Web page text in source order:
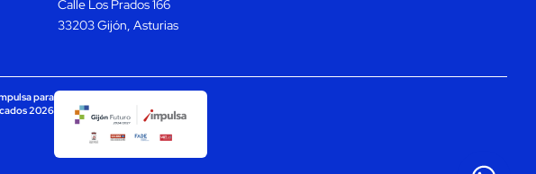
Calle Los Prados 166
33203 Gijón, Asturias
para
2026